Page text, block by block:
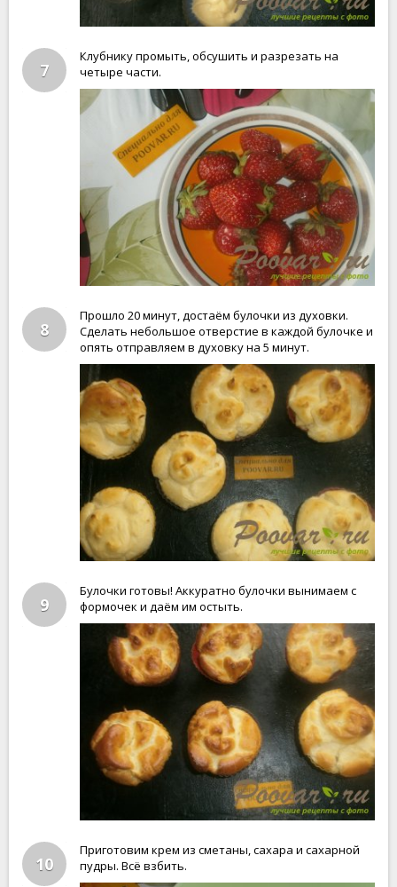
7
Клубнику промыть, обсушить и разрезать на
четыре части.
8
Прошло 20 минут, достаём булочки из духовки.
Сделать небольшое отверстие в каждой булочке и
опять отправляем в духовку на 5 минут.
9
Булочки готовы! Аккуратно булочки вынимаем с
формочек и даём им остыть.
10
Приготовим крем из сметаны, сахара и сахарной
пудры. Всё взбить.